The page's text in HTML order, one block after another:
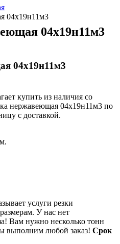
04х19н11м3
04х19н11м3
04х19н11м3
купить из наличия со
нержавеющая 04х19н11м3 по
с доставкой.
услуги резки
У нас нет
Вам нужно несколько тонн
выполним любой заказ! Срок